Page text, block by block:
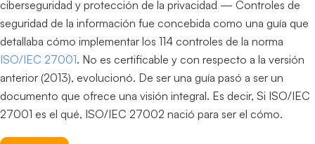
ciberseguridad y protección de la privacidad — Controles de
seguridad de la información fue concebida como una guía que
detallaba cómo implementar los 114 controles de la norma
ISO/IEC 27001. No es certificable y con respecto a la versión
anterior (2013), evolucionó. De ser una guía pasó a ser un
documento que ofrece una visión integral. Es decir, Si ISO/IEC
27001 es el qué, ISO/IEC 27002 nació para ser el cómo.